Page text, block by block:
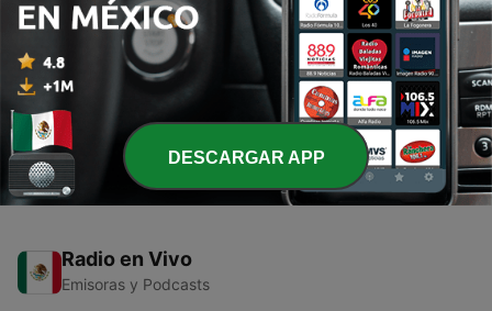
Episodios
1 - Baladas y Boleros con Luis Enrique en Noche de
Romance
01 dic. 2019
Radio en Vivo
Emisoras y Podcasts
DESCARGAR APP